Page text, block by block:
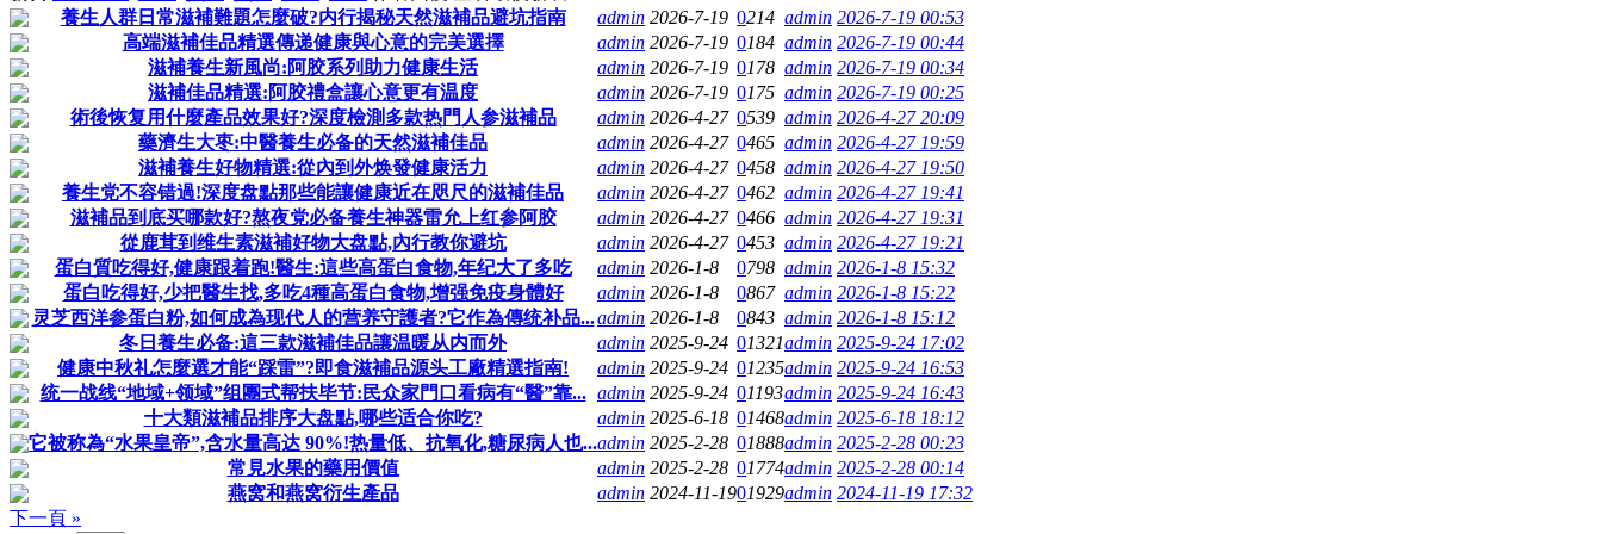
養生人群日常滋補難題怎麼破?内行揭秘天然滋補品避坑指南
admin 2026-7-19 0214 admin 2026-7-19 00:53
高端滋補佳品精選傳递健康與心意的完美選擇
admin 2026-7-19 0184 admin 2026-7-19 00:44
滋補養生新風尚:阿胶系列助力健康生活
admin 2026-7-19 0178 admin 2026-7-19 00:34
滋補佳品精選:阿胶禮盒讓心意更有温度
admin 2026-7-19 0175 admin 2026-7-19 00:25
術後恢复用什麼產品效果好?深度檢測多款热門人参滋補品
admin 2026-4-27 0539 admin 2026-4-27 20:09
藥濟生大枣:中醫養生必备的天然滋補佳品
admin 2026-4-27 0465 admin 2026-4-27 19:59
滋補養生好物精選:從內到外焕發健康活力
admin 2026-4-27 0458 admin 2026-4-27 19:50
養生党不容错過!深度盘點那些能讓健康近在咫尺的滋補佳品
admin 2026-4-27 0462 admin 2026-4-27 19:41
滋補品到底买哪款好?熬夜党必备養生神器雷允上红参阿胶
admin 2026-4-27 0466 admin 2026-4-27 19:31
從鹿茸到维生素滋補好物大盘點,內行教你避坑
admin 2026-4-27 0453 admin 2026-4-27 19:21
蛋白質吃得好,健康跟着跑!醫生:這些高蛋白食物,年纪大了多吃
admin 2026-1-8 0798 admin 2026-1-8 15:32
蛋白吃得好,少把醫生找,多吃4種高蛋白食物,增强免疫身體好
admin 2026-1-8 0867 admin 2026-1-8 15:22
灵芝西洋参蛋白粉,如何成為现代人的营养守護者?它作為傳统补品...admin 2026-1-8 0843 admin 2026-1-8 15:12
冬日養生必备:這三款滋補佳品讓温暖从内而外
admin 2025-9-24 01321admin 2025-9-24 17:02
健康中秋礼怎麼選才能“踩雷”?即食滋補品源头工廠精選指南!
admin 2025-9-24 01235admin 2025-9-24 16:53
统一战线“地域+领域”组團式帮扶毕节:民众家門口看病有“醫”靠... admin 2025-9-24 01193admin 2025-9-24 16:43
十大類滋補品排序大盘點,哪些适合你吃?
admin 2025-6-18 01468admin 2025-6-18 18:12
它被称為“水果皇帝”,含水量高达 90%!热量低、抗氧化,糖尿病人也...admin 2025-2-28 01888admin 2025-2-28 00:23
常見水果的藥用價值
admin 2025-2-28 01774admin 2025-2-28 00:14
燕窝和燕窝衍生產品
admin 2024-11-1901929admin 2024-11-19 17:32
下一頁 »